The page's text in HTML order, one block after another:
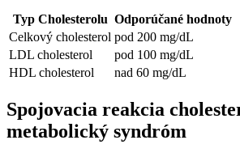
Typ Cholesterolu Odporúčané hodnoty
Celkový cholesterol pod 200 mg/dL
LDL cholesterol
pod 100 mg/dL
HDL cholesterol
nad 60 mg/dL
Spojovacia reakcia
metabolický syndróm